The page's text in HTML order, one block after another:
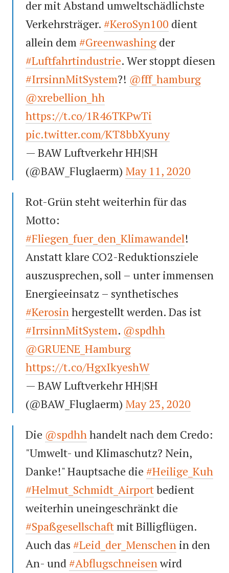
der mit Abstand umweltschädlichste
Verkehrsträger. #KeroSyn100 dient
allein dem #Greenwashingder
#Luftfahrtindustrie. Wer stoppt diesen
#IrrsinnMitSystem?! @fff_hamburg
@xrebellion_hh
https://t.co/1R46TKPwTi
pic.twitter.com/KT8bbXyuny
— BAW Luftverkehr HH|SH
(@BAW_Fluglaerm) May 11, 2020
Rot-Grün steht weiterhin für das
Motto:
#Fliegen_fuer_den_Klimawandel!
Anstatt klare CO2-Reduktionsziele
auszusprechen, soll – unter immensen
Energieeinsatz – synthetisches
#Kerosin hergestellt werden. Das ist
#IrrsinnMitSystem. @spdhh
@GRUENE_Hamburg
https://t.co/HgxIkyeshW
— BAW Luftverkehr HH|SH
(@BAW_Fluglaerm) May 23, 2020
Die @spdhh handelt nach dem Credo:
"Umwelt- und Klimaschutz? Nein,
Danke!" Hauptsache die #Heilige_Kuh
#Helmut_Schmidt_Airportbedient
weiterhin uneingeschränkt die
#Spaßgesellschaftmit Billigflügen.
Auch das #Leid_der_Menschen in den
An- und #Abflugschneisenwird